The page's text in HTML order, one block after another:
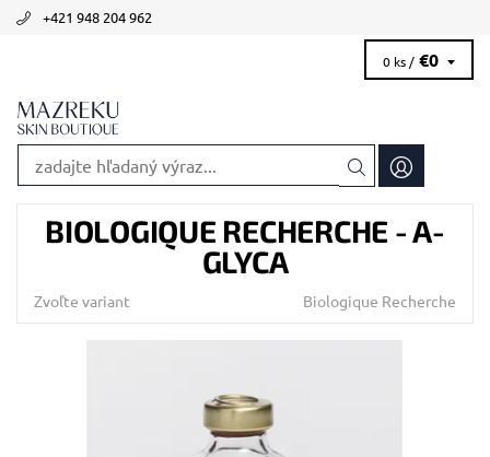
+421 948 204 962
0 ks / €0
BIOLOGIQUE RECHERCHE - A-
GLYCA
Zvoľte variant Biologique Recherche